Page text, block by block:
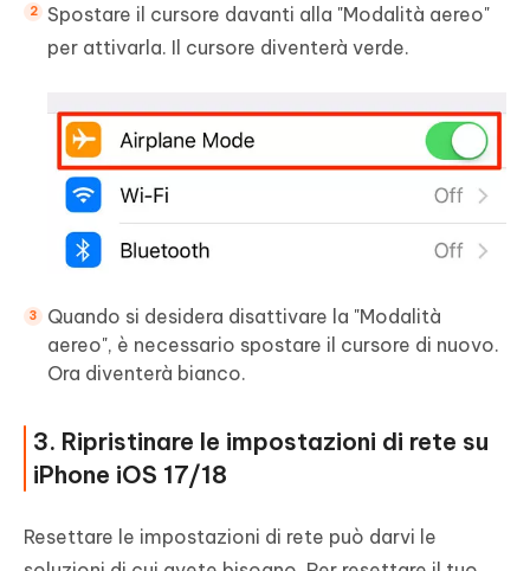
Spostare il cursore davanti alla "Modalità aereo"
per attivarla. Il cursore diventerà verde.
Quando si desidera disattivare la "Modalità
aereo", è necessario spostare il cursore di nuovo.
Ora diventerà bianco.
3. Ripristinare le impostazioni di rete su
iPhone iOS 17/18
Resettare le impostazioni di rete può darvi le